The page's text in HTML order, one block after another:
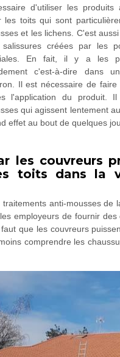
d'utiliser les produits
les toits qui sont
et les lichens. C'est
salissures créées par les
En fait, il y a les
c'est-à-dire dans
Il est nécessaire de
l'application du produit.
qui agissent lentement
effet au bout de quelques
les couvreurs
toits dans la
anti-mousses de
employeurs de fournir des
que les couvreurs
comprendre les